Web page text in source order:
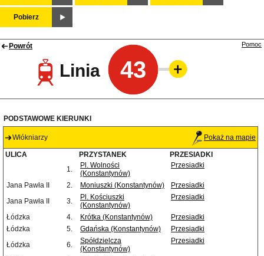
Pobierz
Powrót
Linia 43
Pomoc
PODSTAWOWE KIERUNKI
Włókniarzy Pokaż na mapie
ULICA PRZYSTANEK
PRZESIADKI
1.
Pl. Wolności
(Konstantynów)
Przesiadki
Jana Pawła II 2. Moniuszki (Konstantynów)
Przesiadki
Jana Pawła II
3.
Pl. Kościuszki
(Konstantynów)
Przesiadki
Łódzka 4. Krótka (Konstantynów)
Przesiadki
Łódzka
5. Gdańska (Konstantynów)
Przesiadki
Łódzka
6.
Spółdzielcza
(Konstantynów)
Przesiadki